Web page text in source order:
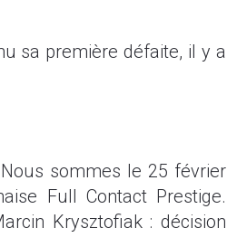
sa première défaite, il y a
Nous sommes le 25 février
Full Contact Prestige.
Krysztofiak : décision